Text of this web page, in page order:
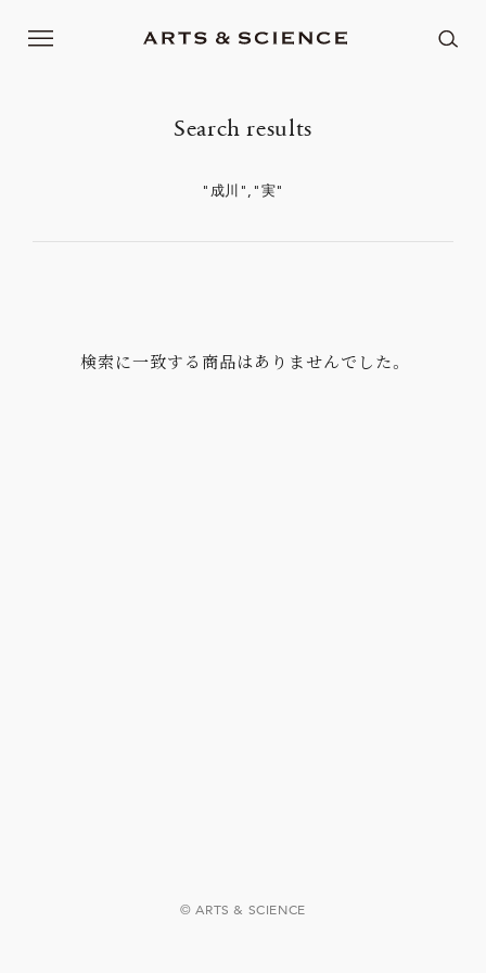
Search results
"成川","実"
検索に一致する商品はありませんでした。
© ARTS & SCIENCE